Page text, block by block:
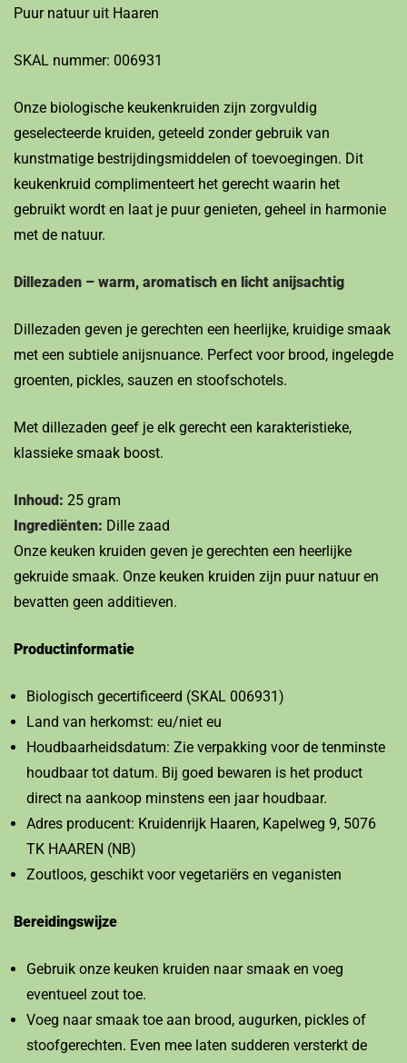
Puur natuur uit Haaren
SKAL nummer: 006931
Onze biologische keukenkruiden zijn zorgvuldig
geselecteerde kruiden, geteeld zonder gebruik van
kunstmatige bestrijdingsmiddelen of toevoegingen. Dit
keukenkruid complimenteert het gerecht waarin het
gebruikt wordt en laat je puur genieten, geheel in harmonie
met de natuur.
Dillezaden – warm, aromatisch en licht anijsachtig
Dillezaden geven je gerechten een heerlijke, kruidige smaak
met een subtiele anijsnuance. Perfect voor brood, ingelegde
groenten, pickles, sauzen en stoofschotels.
Met dillezaden geef je elk gerecht een karakteristieke,
klassieke smaak boost.
Inhoud: 25 gram
Ingrediënten: Dille zaad
Onze keuken kruiden geven je gerechten een heerlijke
gekruide smaak. Onze keuken kruiden zijn puur natuur en
bevatten geen additieven.
Productinformatie
Biologisch gecertificeerd (SKAL 006931)
Land van herkomst: eu/niet eu
Houdbaarheidsdatum: Zie verpakking voor de tenminste
houdbaar tot datum. Bij goed bewaren is het product
direct na aankoop minstens een jaar houdbaar.
Adres producent: Kruidenrijk Haaren, Kapelweg 9, 5076
TK HAAREN (NB)
Zoutloos, geschikt voor vegetariërs en veganisten
Bereidingswijze
Gebruik onze keuken kruiden naar smaak en voeg
eventueel zout toe.
Voeg naar smaak toe aan brood, augurken, pickles of
stoofgerechten. Even mee laten sudderen versterkt de